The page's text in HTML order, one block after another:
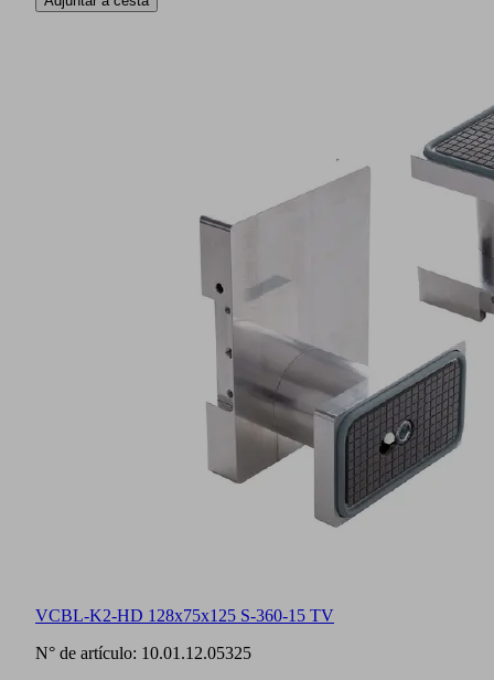
VCBL-K2-HD 128x75x125 S-360-15 TV
N° de artículo: 10.01.12.05325